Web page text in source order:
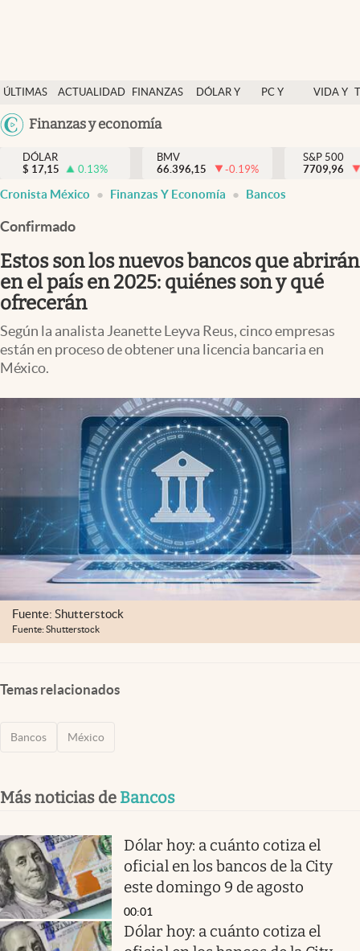
ÚLTIMAS
NOTICIAS
ACTUALIDAD
FINANZAS
DÓLAR Y
PC Y
VIDA Y
México
Finanzas y economía
Actualidad
Finanzas y economía
Dólar y mercados
Pc y celular
Vida y estilo
Tv
Clima
Espiritualidad
abre en nueva pestaña
México
DÓLAR
$ 17,15 0.13%
BMV
66.396,15
-0.19%
S&P 500
7709,96
Cronista México Finanzas Y Economía Bancos
Confirmado
Estos son los nuevos bancos que abrirán
en el país en 2025: quiénes son y qué
ofrecerán
Según la analista Jeanette Leyva Reus, cinco empresas
están en proceso de obtener una licencia bancaria en
México.
Fuente: Shutterstock
Fuente: Shutterstock
Temas relacionados
Bancos México
Más noticias de Bancos
Dólar hoy: a cuánto cotiza el
oficial en los bancos de la City
este domingo 9 de agosto
00:01
Dólar hoy: a cuánto cotiza el